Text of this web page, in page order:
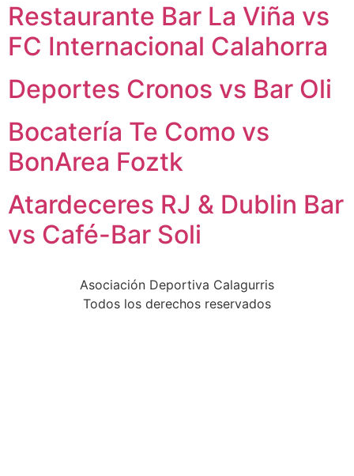
Restaurante Bar La Viña vs
FC Internacional Calahorra
Deportes Cronos vs Bar Oli
Bocatería Te Como vs
BonArea Foztk
Atardeceres RJ & Dublin Bar
vs Café-Bar Soli
Asociación Deportiva Calagurris
Todos los derechos reservados